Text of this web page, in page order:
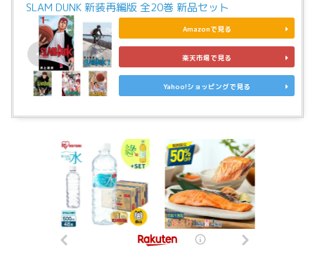
SLAM DUNK 新装再編版 全20巻 新品セット
Amazonで見る
楽天市場で見る
Yahoo!ショッピングで見る